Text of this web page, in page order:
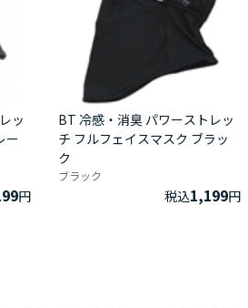
ッ
ー
円
BT 冷感・消臭 パワーストレッ
チ フルフェイスマスク ブラッ
ク
ブラック
税込1,199円